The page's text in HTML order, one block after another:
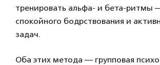
тренировать альфа- и бета-ритмы
спокойного бодрствования и
задач.
Оба этих метода — групповая